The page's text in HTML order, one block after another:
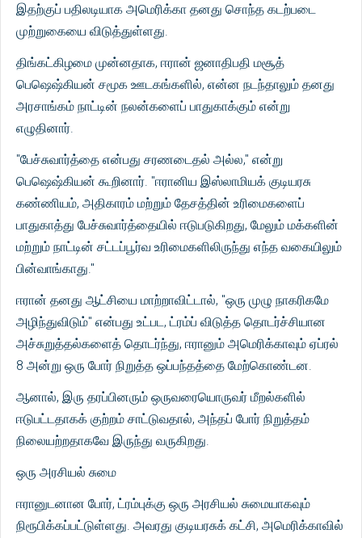
இதற்குப் பதிலடியாக அமெரிக்கா தனது சொந்த கடற்படை
முற்றுகையை விடுத்துள்ளது.
திங்கட்கிழமை முன்னதாக, ஈரான் ஜனாதிபதி மசூத்
பெஷெஷ்கியன் சமூக ஊடகங்களில், என்ன நடந்தாலும் தனது
அரசாங்கம் நாட்டின் நலன்களைப் பாதுகாக்கும் என்று
எழுதினார்.
"பேச்சுவார்த்தை என்பது சரணடைதல் அல்ல," என்று
பெஷெஷ்கியன் கூறினார். "ஈரானிய இஸ்லாமியக் குடியரசு
கண்ணியம், அதிகாரம் மற்றும் தேசத்தின் உரிமைகளைப்
பாதுகாத்து பேச்சுவார்த்தையில் ஈடுபடுகிறது, மேலும் மக்களின்
மற்றும் நாட்டின் சட்டப்பூர்வ உரிமைகளிலிருந்து எந்த வகையிலும்
பின்வாங்காது."
ஈரான் தனது ஆட்சியை மாற்றாவிட்டால், "ஒரு முழு நாகரிகமே
அழிந்துவிடும்" என்பது உட்பட, ட்ரம்ப் விடுத்த தொடர்ச்சியான
அச்சுறுத்தல்களைத் தொடர்ந்து, ஈரானும் அமெரிக்காவும் ஏப்ரல்
8 அன்று ஒரு போர் நிறுத்த ஒப்பந்தத்தை மேற்கொண்டன.
ஆனால், இரு தரப்பினரும் ஒருவரையொருவர் மீறல்களில்
ஈடுபட்டதாகக் குற்றம் சாட்டுவதால், அந்தப் போர் நிறுத்தம்
நிலையற்றதாகவே இருந்து வருகிறது.
ஒரு அரசியல் சுமை
ஈரானுடனான போர், ட்ரம்புக்கு ஒரு அரசியல் சுமையாகவும்
நிரூபிக்கப்பட்டுள்ளது. அவரது குடியரசுக் கட்சி, அமெரிக்காவில்